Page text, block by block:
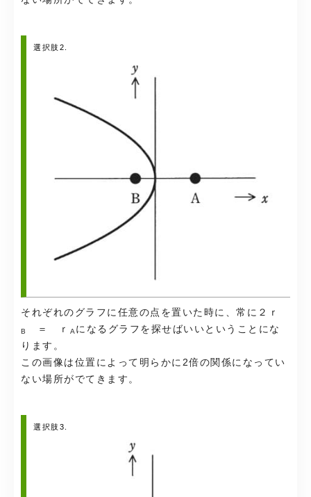
選択肢2.
それぞれのグラフに任意の点を置いた時に、常に２ｒ
B ＝ ｒ Aになるグラフを探せばいいということにな
ります。
この画像は位置によって明らかに2倍の関係になってい
ない場所がでてきます。
選択肢3.